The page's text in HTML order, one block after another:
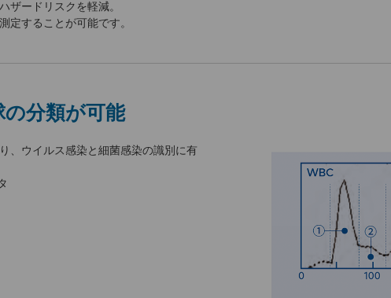
ザードリスクを軽減。
定することが可能です。
の分類が可能
、ウイルス感染と細菌感染の識別に有